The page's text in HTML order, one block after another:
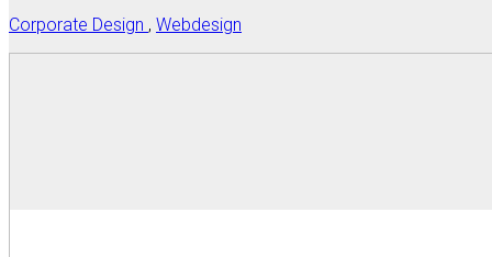
Corporate Design , Webdesign